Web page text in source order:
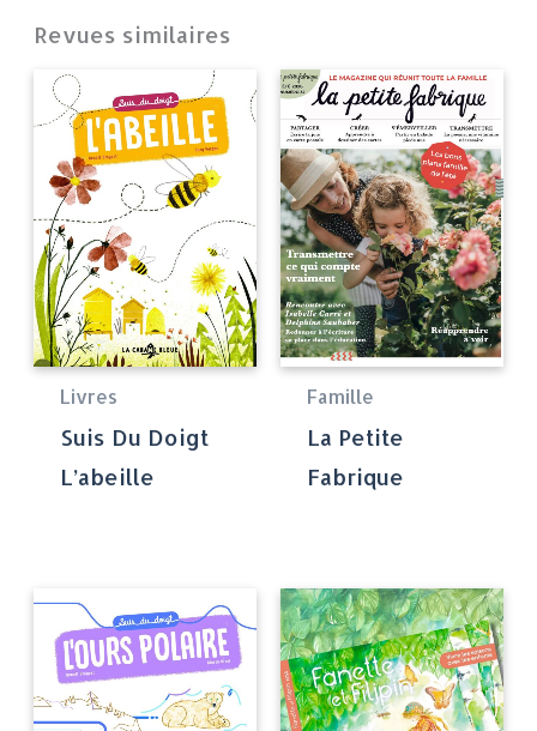
Revues similaires
Livres
Suis Du Doigt
L’abeille
Famille
La Petite
Fabrique